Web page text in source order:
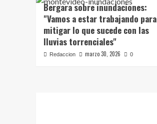
Bergara sobre inundaciones:
"Vamos a estar trabajando para
mitigar lo que sucede con las
lluvias torrenciales"
Redaccion marzo 30, 2026 0